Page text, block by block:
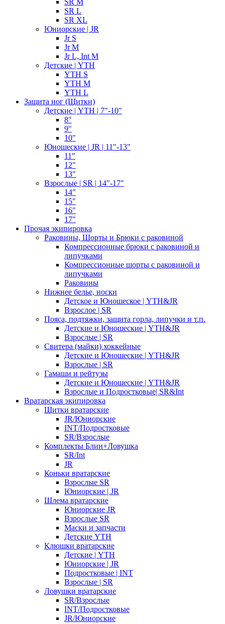
SR L
SR XL
Юниорские | JR
Jr S
Jr M
Jr L, Int M
Детские | YTH
YTH S
YTH M
YTH L
Защита ног (Щитки)
Детские | YTH | 7"-10"
8"
9"
10"
Юношеские | JR | 11"-13"
11"
12"
13"
Взрослые | SR | 14"-17"
14"
15"
16"
17"
Прочая экипировка
Раковины, Шорты и Брюки с раковиной
Компрессионные брюки с раковиной и
липучками
Компрессионные шорты с раковиной и
липучками
Раковины
Нижнее белье, носки
Детское и Юношеское | YTH&JR
Взрослое | SR
Пояса, подтяжки, защита горла, липучки и т.п.
Детские и Юношеские | YTH&JR
Взрослые | SR
Свитера (майки) хоккейные
Детские и Юношеские | YTH&JR
Взрослые | SR
Гамаши и рейтузы
Детские и Юношеские | YTH&JR
Взрослые и Подростковые| SR&Int
Вратарская экипировка
Щитки вратарские
JR/Юниорские
INT/Подростковые
SR/Взрослые
Комплекты Блин+Ловушка
SR/Int
JR
Коньки вратарские
Взрослые SR
Юниорские | JR
Шлема вратарские
Юниорские JR
Взрослые SR
Маски и запчасти
Детские YTH
Клюшки вратарские
Детские | YTH
Юниорские | JR
Подростковые | INT
Взрослые | SR
Ловушки вратарские
SR/Взрослые
INT/Подростковые
JR/Юниорские